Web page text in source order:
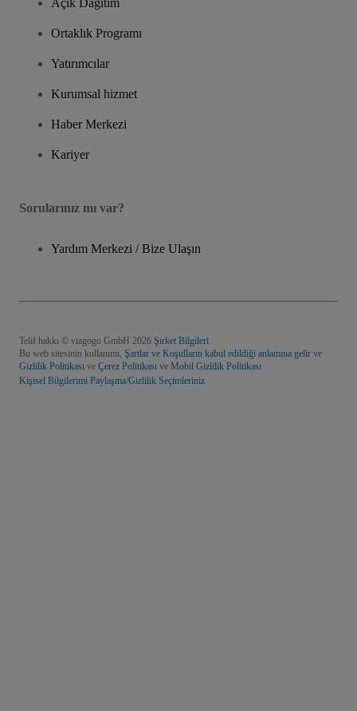
Ortaklık Programı
Yatırımcılar
Kurumsal hizmet
Haber Merkezi
Kariyer
Sorularınız mı var?
Yardım Merkezi / Bize Ulaşın
Telif hakkı © viagogo GmbH 2026 Şirket Bilgileri
Bu web sitesinin kullanımı, Şartlar ve Koşulların kabul edildiği anlamına gelir ve
Gizlilik Politikası ve Çerez Politikası ve Mobil Gizlilik Politikası
Kişisel Bilgilerimi Paylaşma/Gizlilik Seçimleriniz